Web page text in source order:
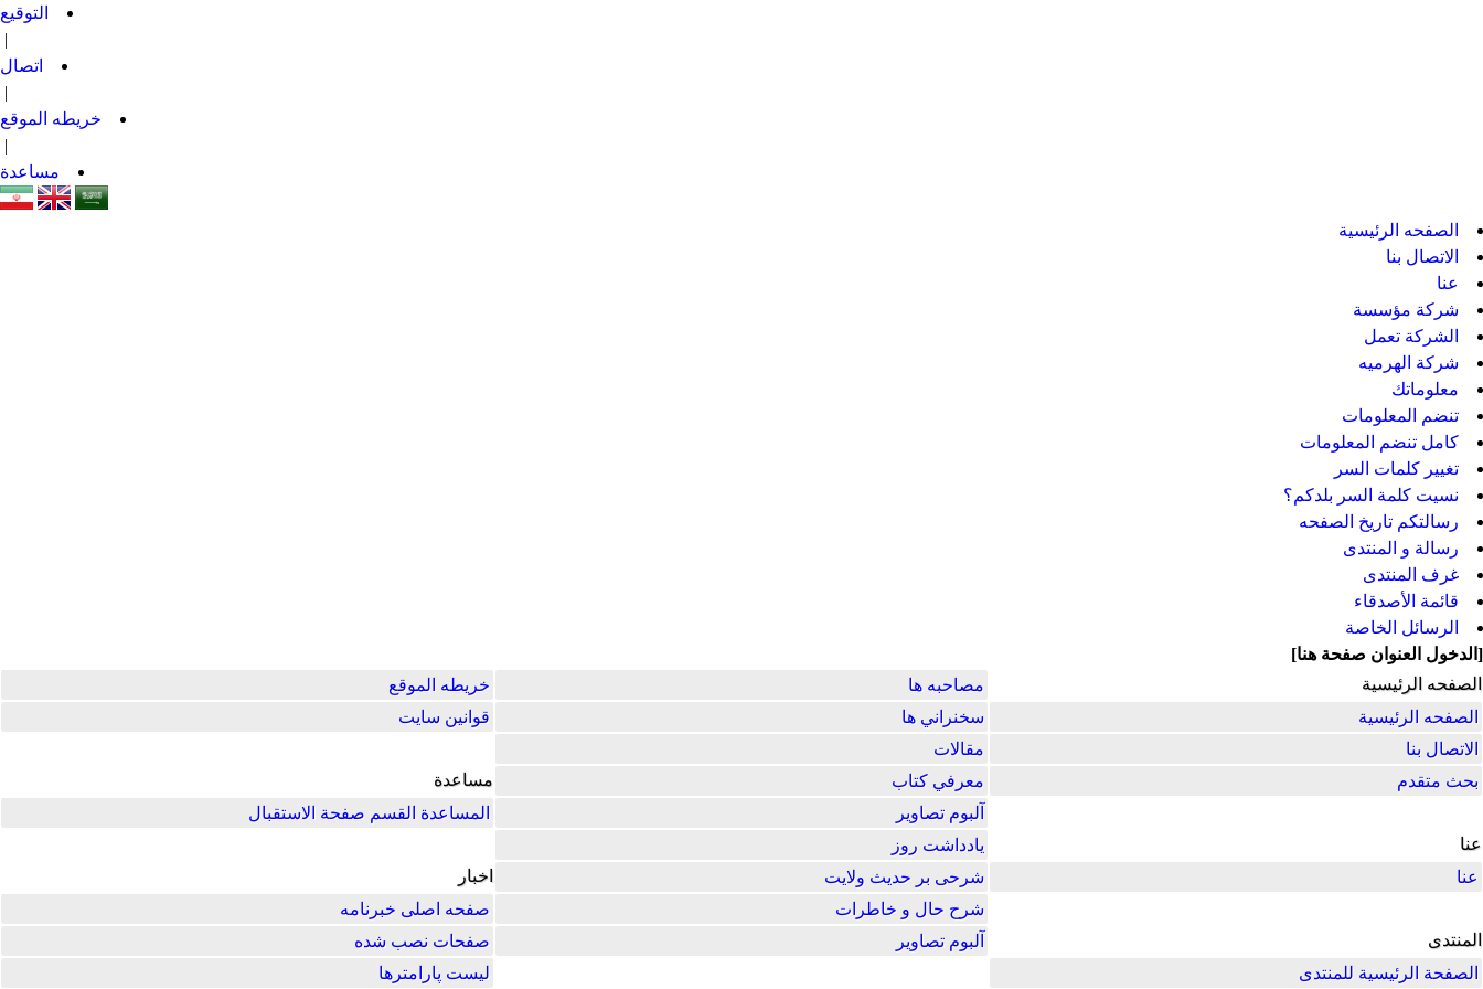
التوقيع
|
اتصال
|
خريطه الموقع
|
مساعدة
الصفحه الرئيسية
الاتصال بنا
عنا
شركة مؤسسة
الشركة تعمل
شركة الهرميه
معلوماتك
تنضم المعلومات
كامل تنضم المعلومات
تغيير كلمات السر
نسيت كلمة السر بلدكم؟
رسالتكم تاريخ الصفحه
رسالة و المنتدى
غرف المنتدى
قائمة الأصدقاء
الرسائل الخاصة
[ الدخول العنوان صفحة هنا]
الصفحه الرئيسية
مصاحبه ها
خريطه الموقع
الصفحه الرئيسية
سخنراني ها
قوانین سایت
الاتصال بنا
مقالات
بحث متقدم
معرفي كتاب
مساعدة
آلبوم تصاوير
المساعدة القسم صفحة الاستقبال
عنا
یادداشت روز
عنا
شرحی بر حدیث ولایت
اخبار
شرح حال و خاطرات
صفحه اصلی خبرنامه
المنتدى
آلبوم تصاویر
صفحات نصب شده
الصفحة الرئيسية للمنتدى
لیست پارامترها